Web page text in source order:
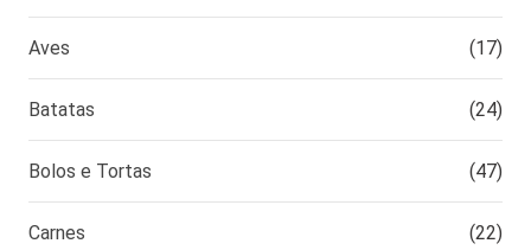
Aves (17)
Batatas (24)
Bolos e Tortas (47)
Carnes (22)